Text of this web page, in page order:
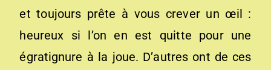
et toujours prête à vous crever un œil :
heureux si l’on en est quitte pour une
égratignure à la joue. D’autres ont de ces